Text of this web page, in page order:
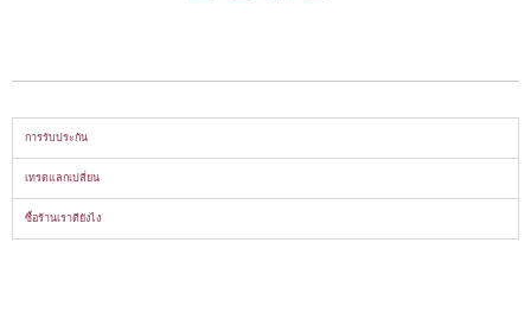
การรับประกัน
เทรดแลกเปลี่ยน
ซื้อร้านเราดียังไง